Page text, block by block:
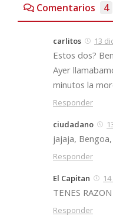
Comentarios 4
carlitos 13
Estos dos?
Ayer
minutos la
Responder
ciudadano
jajaja,
Responder
El Capitan
TENES
Responder